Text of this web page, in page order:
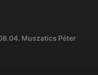
Muszatics Péter